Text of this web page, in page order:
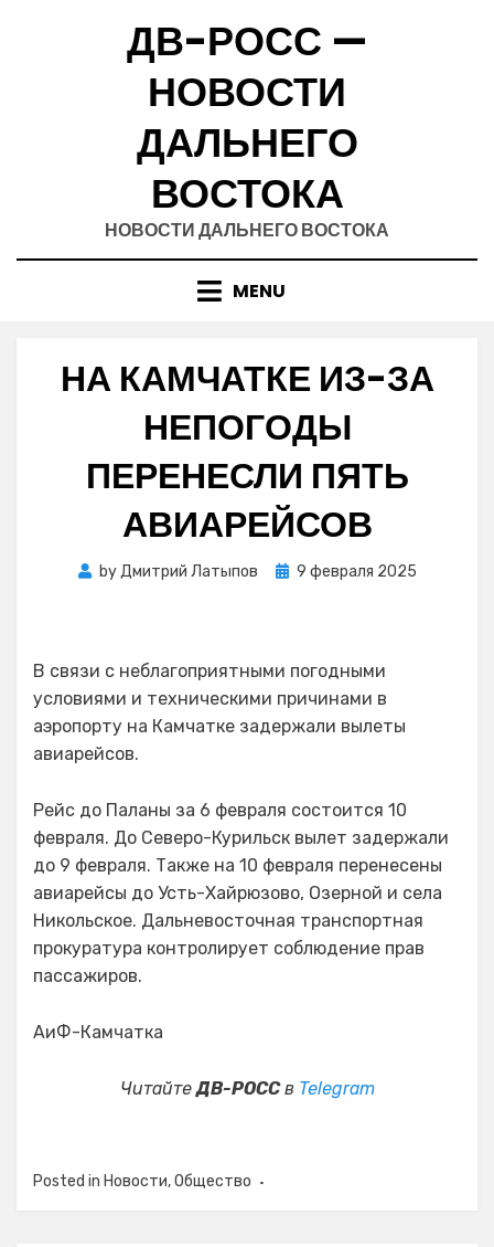
ДВ-РОСС —
НОВОСТИ
ДАЛЬНЕГО
ВОСТОКА
НОВОСТИ ДАЛЬНЕГО ВОСТОКА
MENU
НА КАМЧАТКЕ ИЗ-ЗА
НЕПОГОДЫ
ПЕРЕНЕСЛИ ПЯТЬ
АВИАРЕЙСОВ
byДмитрий Латыпов
Posted
9 февраля 2025
В связи с неблагоприятными погодными
условиями и техническими причинами в
аэропорту на Камчатке задержали вылеты
авиарейсов.
Рейс до Паланы за 6 февраля состоится 10
февраля. До Северо-Курильск вылет задержали
до 9 февраля. Также на 10 февраля перенесены
авиарейсы до Усть-Хайрюзово, Озерной и села
Никольское. Дальневосточная транспортная
прокуратура контролирует соблюдение прав
пассажиров.
АиФ-Камчатка
ЧитайтеДВ-РОССв Telegram
Posted in Новости,Общество